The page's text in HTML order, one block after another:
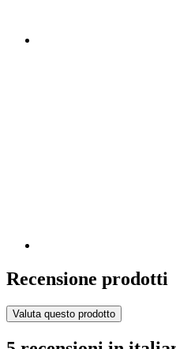
Recensione prodotti
Valuta questo prodotto